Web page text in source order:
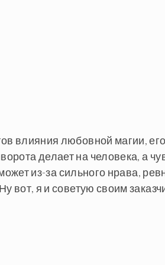
влияния любовной магии,
делает на человека, а
из-за сильного нрава,
вот, я и советую своим